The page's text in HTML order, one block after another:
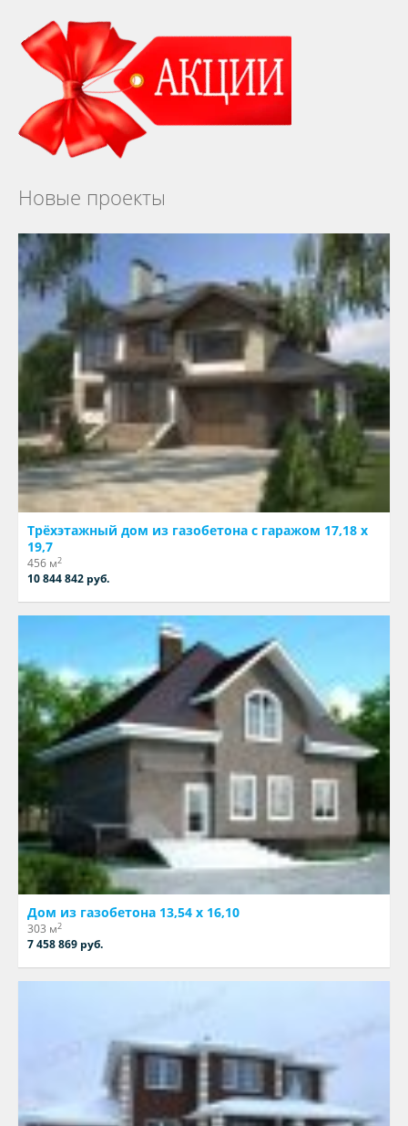
Новые проекты
Трёхэтажный дом из газобетона с гаражом 17,18 х
19,7
456 м2
10 844 842 руб.
Дом из газобетона 13,54 х 16,10
303 м2
7 458 869 руб.